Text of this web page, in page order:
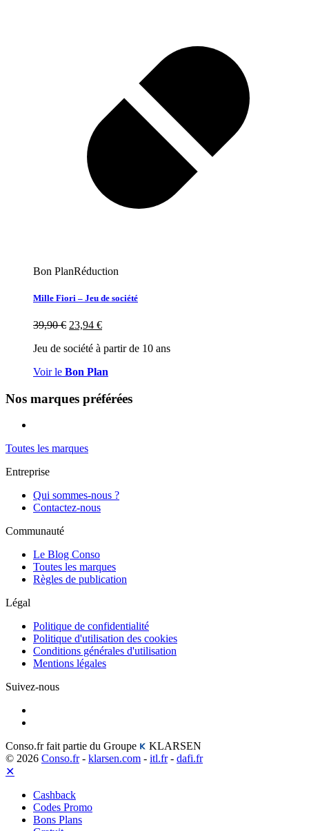
Bon PlanRéduction
Mille Fiori – Jeu de société
39,90€ 23,94 €
Jeu de société à partir de 10 ans
Voir le Bon Plan
Nos marques préférées
Toutes les marques
Entreprise
Qui sommes-nous ?
Contactez-nous
Communauté
Le Blog Conso
Toutes les marques
Règles de publication
Légal
Politique de confidentialité
Politique d'utilisation des cookies
Conditions générales d'utilisation
Mentions légales
Suivez-nous
Conso.fr fait partie du Groupe
KLARSEN
© 2026 Conso.fr- klarsen.com - itl.fr- dafi.fr
✕
Cashback
Codes Promo
Bons Plans